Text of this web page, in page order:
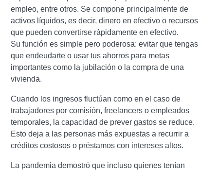
empleo, entre otros. Se compone principalmente de
activos líquidos, es decir, dinero en efectivo o recursos
que pueden convertirse rápidamente en efectivo.
Su función es simple pero poderosa: evitar que tengas
que endeudarte o usar tus ahorros para metas
importantes como la jubilación o la compra de una
vivienda.
Cuando los ingresos fluctúan como en el caso de
trabajadores por comisión, freelancers o empleados
temporales, la capacidad de prever gastos se reduce.
Esto deja a las personas más expuestas a recurrir a
créditos costosos o préstamos con intereses altos.
La pandemia demostró que incluso quienes tenían